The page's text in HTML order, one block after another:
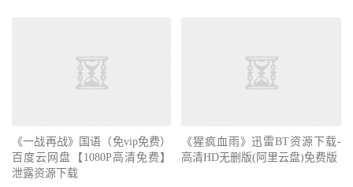
《一战再战》国语（免vip免费）
百度云网盘【1080P高清免费】
泄露资源下载
《猩疯血雨》迅雷BT资源下载-
高清HD无删版(阿里云盘)免费版